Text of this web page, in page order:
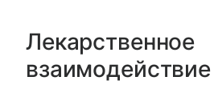
Лекарственное
взаимодействие